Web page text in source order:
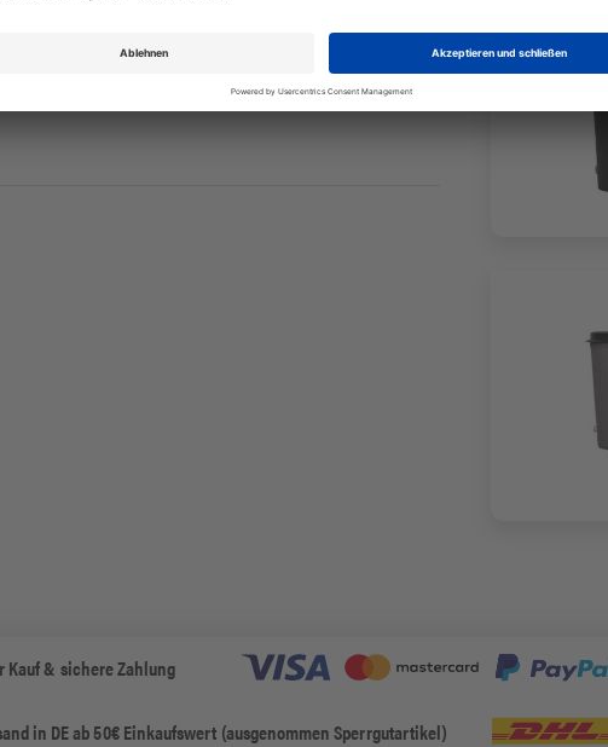
Kauf & sichere Zahlung
in DE ab 50€ Einkaufswert (ausgenommen Sperrgutartikel)